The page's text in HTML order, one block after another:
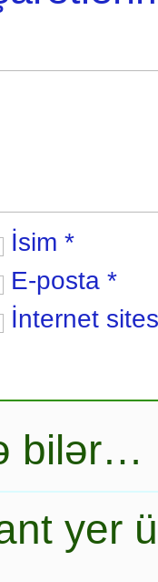
İsim *
E-posta *
İnternet
bilər…
yer